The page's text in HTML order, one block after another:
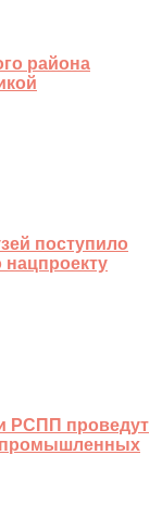
района
поступило
РСПП проведут
промышленных